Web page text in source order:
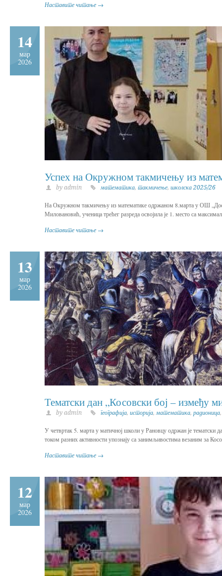
Наставите читање →
14
мар
2026
Успех на Окружном такмичењу из
by admin математика, такмичење, школска 2025/26
На Окружном такмичењу из математике одржаном 8.марта у ОШ
Миловановић, ученица трећег разреда освојила је 1. место са
Наставите читање →
13
мар
2026
Тематски дан „Косовски бој – између
by admin географија, историја,математика, радионица
У четвртак 5. марта у матичној школи у Рановцу одржан је тематски
током разних активности упознају са занимљивостима везаним за
Наставите читање →
12
мар
2026